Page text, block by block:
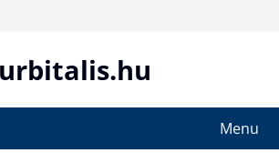
urbitalis.hu
Menu